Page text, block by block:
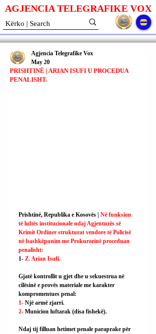
AGJENCIA TELEGRAFIKE VOX
PRISHTINË | ARIAN ISUFI U PROCEDUA
PENALISHT.
Agjencia Telegrafike Vox
May 20
Prishtinë, Republika e Kosovës | Në funksion
të luftës institucionale ndaj Agjenturës së
Krimit Ordiner strukturat vendore të Policisë
në bashkëpunim me Prokurorinë proceduan
penalisht:
1- Z. Arian Isufi.
Gjatë kontrollit u gjet dhe u sekuestrua në
cilësinë e provës materiale me karakter
kompromentues penal:
1- Një armë zjarri.
2- Municion luftarak (disa fishekë).
Ndaj tij filluan hetimet penale paraprake për